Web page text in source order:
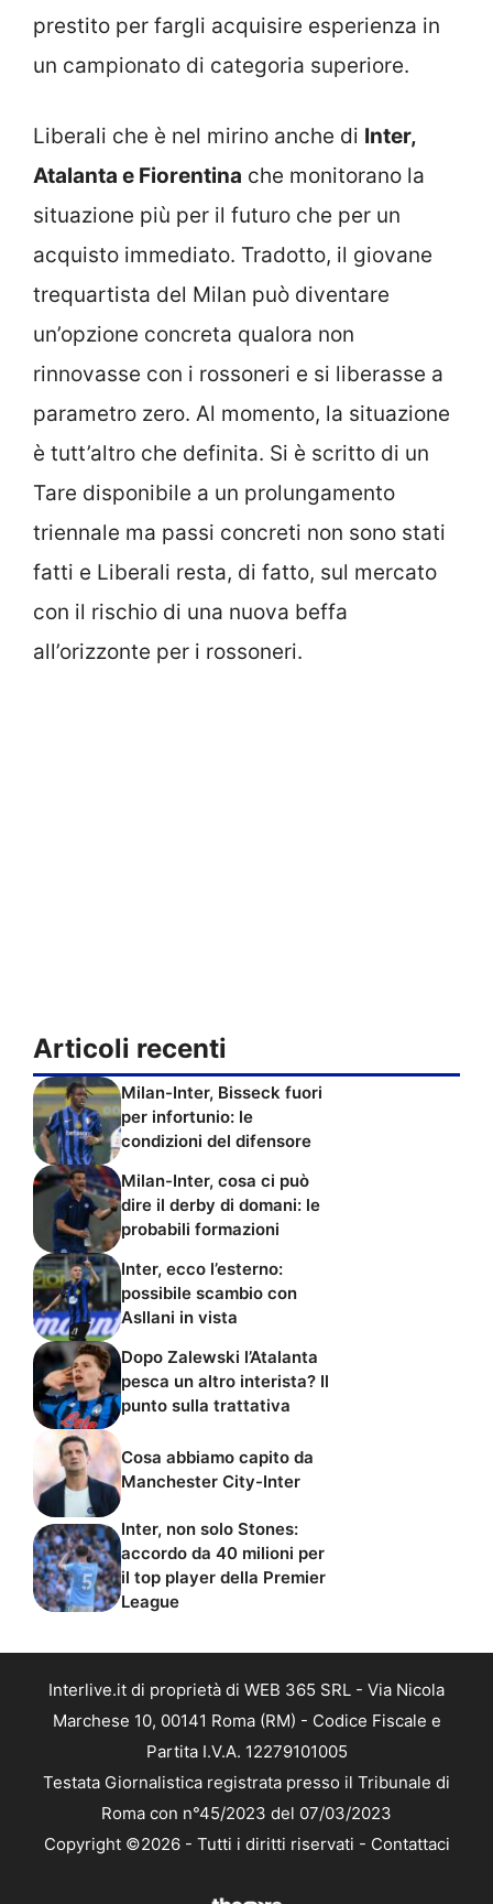
prestito per fargli acquisire esperienza in
un campionato di categoria superiore.
Liberali che è nel mirino anche di Inter,
Atalanta e Fiorentina che monitorano la
situazione più per il futuro che per un
acquisto immediato. Tradotto, il giovane
trequartista del Milan può diventare
un’opzione concreta qualora non
rinnovasse con i rossoneri e si liberasse a
parametro zero. Al momento, la situazione
è tutt’altro che definita. Si è scritto di un
Tare disponibile a un prolungamento
triennale ma passi concreti non sono stati
fatti e Liberali resta, di fatto, sul mercato
con il rischio di una nuova beffa
all’orizzonte per i rossoneri.
Articoli recenti
Milan-Inter, Bisseck fuori
per infortunio: le
condizioni del difensore
Milan-Inter, cosa ci può
dire il derby di domani: le
probabili formazioni
Inter, ecco l’esterno:
possibile scambio con
Asllani in vista
Dopo Zalewski l’Atalanta
pesca un altro interista? Il
punto sulla trattativa
Cosa abbiamo capito da
Manchester City-Inter
Inter, non solo Stones:
accordo da 40 milioni per
il top player della Premier
League
Interlive.it di proprietà di WEB 365 SRL - Via Nicola
Marchese 10, 00141 Roma (RM) - Codice Fiscale e
Partita I.V.A. 12279101005
Testata Giornalistica registrata presso il Tribunale di
Roma con n°45/2023 del 07/03/2023
Copyright ©2026 - Tutti i diritti riservati - Contattaci